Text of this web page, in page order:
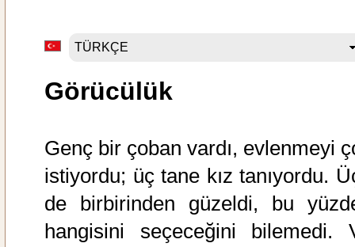
Görücülük
Genç bir çoban vardı, evlenmeyi
istiyordu; üç tane kız tanıyordu.
de birbirinden güzeldi, bu
hangisini seçeceğini bilemedi.